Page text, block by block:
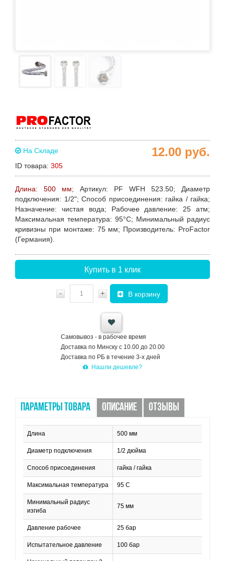
На Складе
ID товара: 305
12.00 руб.
Длина: 500 мм; Артикул: PF WFH 523.50; Диаметр
подключения: 1/2"; Способ присоединения: гайка / гайка;
Назначение: чистая вода; Рабочее давление: 25 атм;
Максимальная температура: 95°С; Минимальный радиус
кривизны при монтаже: 75 мм; Производитель: ProFactor
(Германия).
Купить в 1 клик
- + В корзину
Самовывоз - в рабочее время
Доставка по Минску с 10.00 до 20.00
Доставка по РБ в течение 3-х дней
Нашли дешевле?
ПАРАМЕТРЫ ТОВАРА ОПИСАНИЕ ОТЗЫВЫ
Длина 500 мм
Диаметр подключения 1/2 дюйма
Способ присоединения гайка / гайка
Максимальная температура 95 С
Минимальный радиус
изгиба
75 мм
Давление рабочее 25 бар
Испытательное давление 100 бар